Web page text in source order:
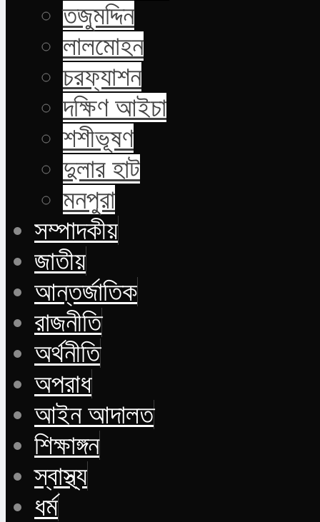
তজুমদ্দিন
লালমোহন
চরফ্যাশন
দক্ষিণ আইচা
শশীভূষণ
দুলার হাট
মনপুরা
সম্পাদকীয়
জাতীয়
আন্তর্জাতিক
রাজনীতি
অর্থনীতি
অপরাধ
আইন আদালত
শিক্ষাঙ্গন
স্বাস্থ্য
ধর্ম